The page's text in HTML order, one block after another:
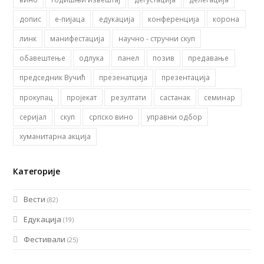
допис
е-пијаца едукација конференција
корона
линк
манифестација
научно - стручни скуп
обавештење
одлука панел позив
предавање
председник Вучић
презенатција
презентација
прокупац
пројекат резултати састанак
семинар
серијал
скуп српско вино
управни одбор
хуманитарна акција
Категорије
Вести (82)
Едукација (19)
Фестивали (25)